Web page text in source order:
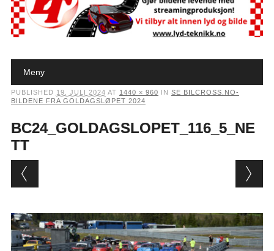
Main menu
Meny
PUBLISHED 19. JULI 2024 AT 1440 × 960 IN SE BILCROSS.NO-
BILDENE FRA GOLDAGSLØPET 2024
BC24_GOLDAGSLOPET_116_5_NE
TT